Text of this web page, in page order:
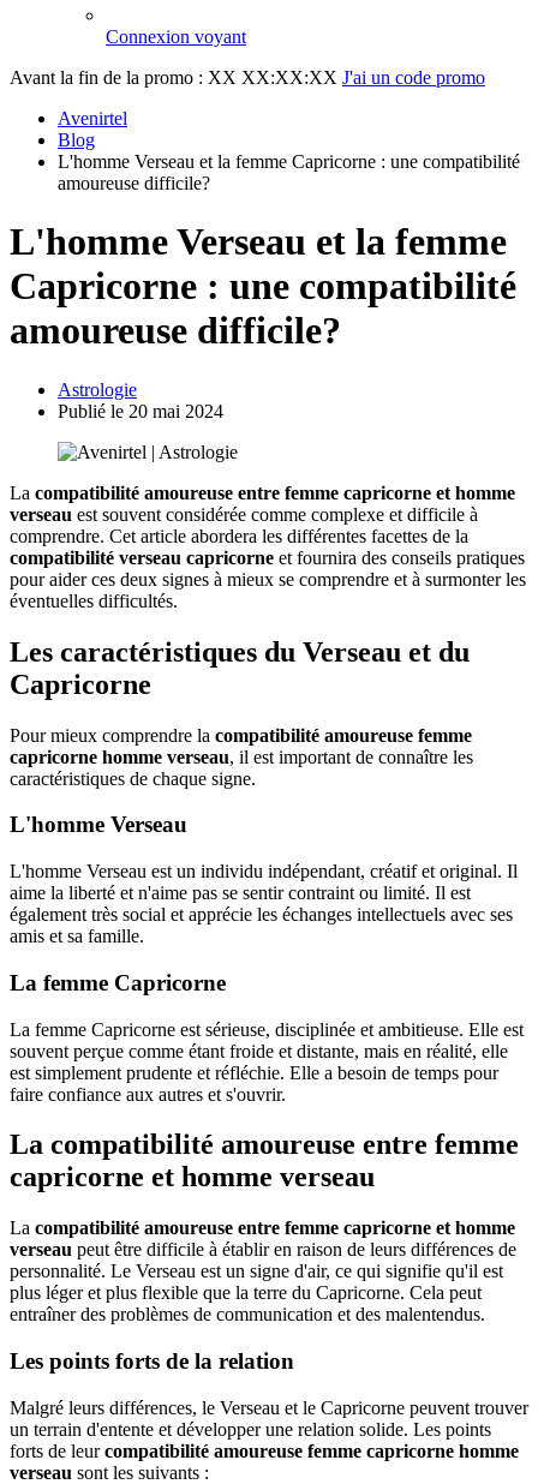
Connexion voyant
Avant la fin de la promo : XX XX:XX:XX J'ai un code promo
Avenirtel
Blog
L'homme Verseau et la femme Capricorne : une compatibilité
amoureuse difficile?
L'homme Verseau et la femme
Capricorne : une compatibilité
amoureuse difficile?
Astrologie
Publié le 20 mai 2024
La compatibilité amoureuse entre femme capricorne et homme
verseau est souvent considérée comme complexe et difficile à
comprendre. Cet article abordera les différentes facettes de la
compatibilité verseau capricorne et fournira des conseils pratiques
pour aider ces deux signes à mieux se comprendre et à surmonter les
éventuelles difficultés.
Les caractéristiques du Verseau et du
Capricorne
Pour mieux comprendre la compatibilité amoureuse femme
capricorne homme verseau, il est important de connaître les
caractéristiques de chaque signe.
L'homme Verseau
L'homme Verseau est un individu indépendant, créatif et original. Il
aime la liberté et n'aime pas se sentir contraint ou limité. Il est
également très social et apprécie les échanges intellectuels avec ses
amis et sa famille.
La femme Capricorne
La femme Capricorne est sérieuse, disciplinée et ambitieuse. Elle est
souvent perçue comme étant froide et distante, mais en réalité, elle
est simplement prudente et réfléchie. Elle a besoin de temps pour
faire confiance aux autres et s'ouvrir.
La compatibilité amoureuse entre femme
capricorne et homme verseau
La compatibilité amoureuse entre femme capricorne et homme
verseau peut être difficile à établir en raison de leurs différences de
personnalité. Le Verseau est un signe d'air, ce qui signifie qu'il est
plus léger et plus flexible que la terre du Capricorne. Cela peut
entraîner des problèmes de communication et des malentendus.
Les points forts de la relation
Malgré leurs différences, le Verseau et le Capricorne peuvent trouver
un terrain d'entente et développer une relation solide. Les points
forts de leurcompatibilité amoureuse femme capricorne homme
verseau sont les suivants :